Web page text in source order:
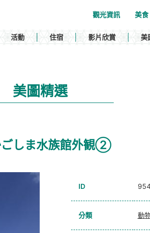
觀光資訊 美食
活動 住宿 影片欣賞 美
美圖精選
しま水族館外観②
ID
分類 動